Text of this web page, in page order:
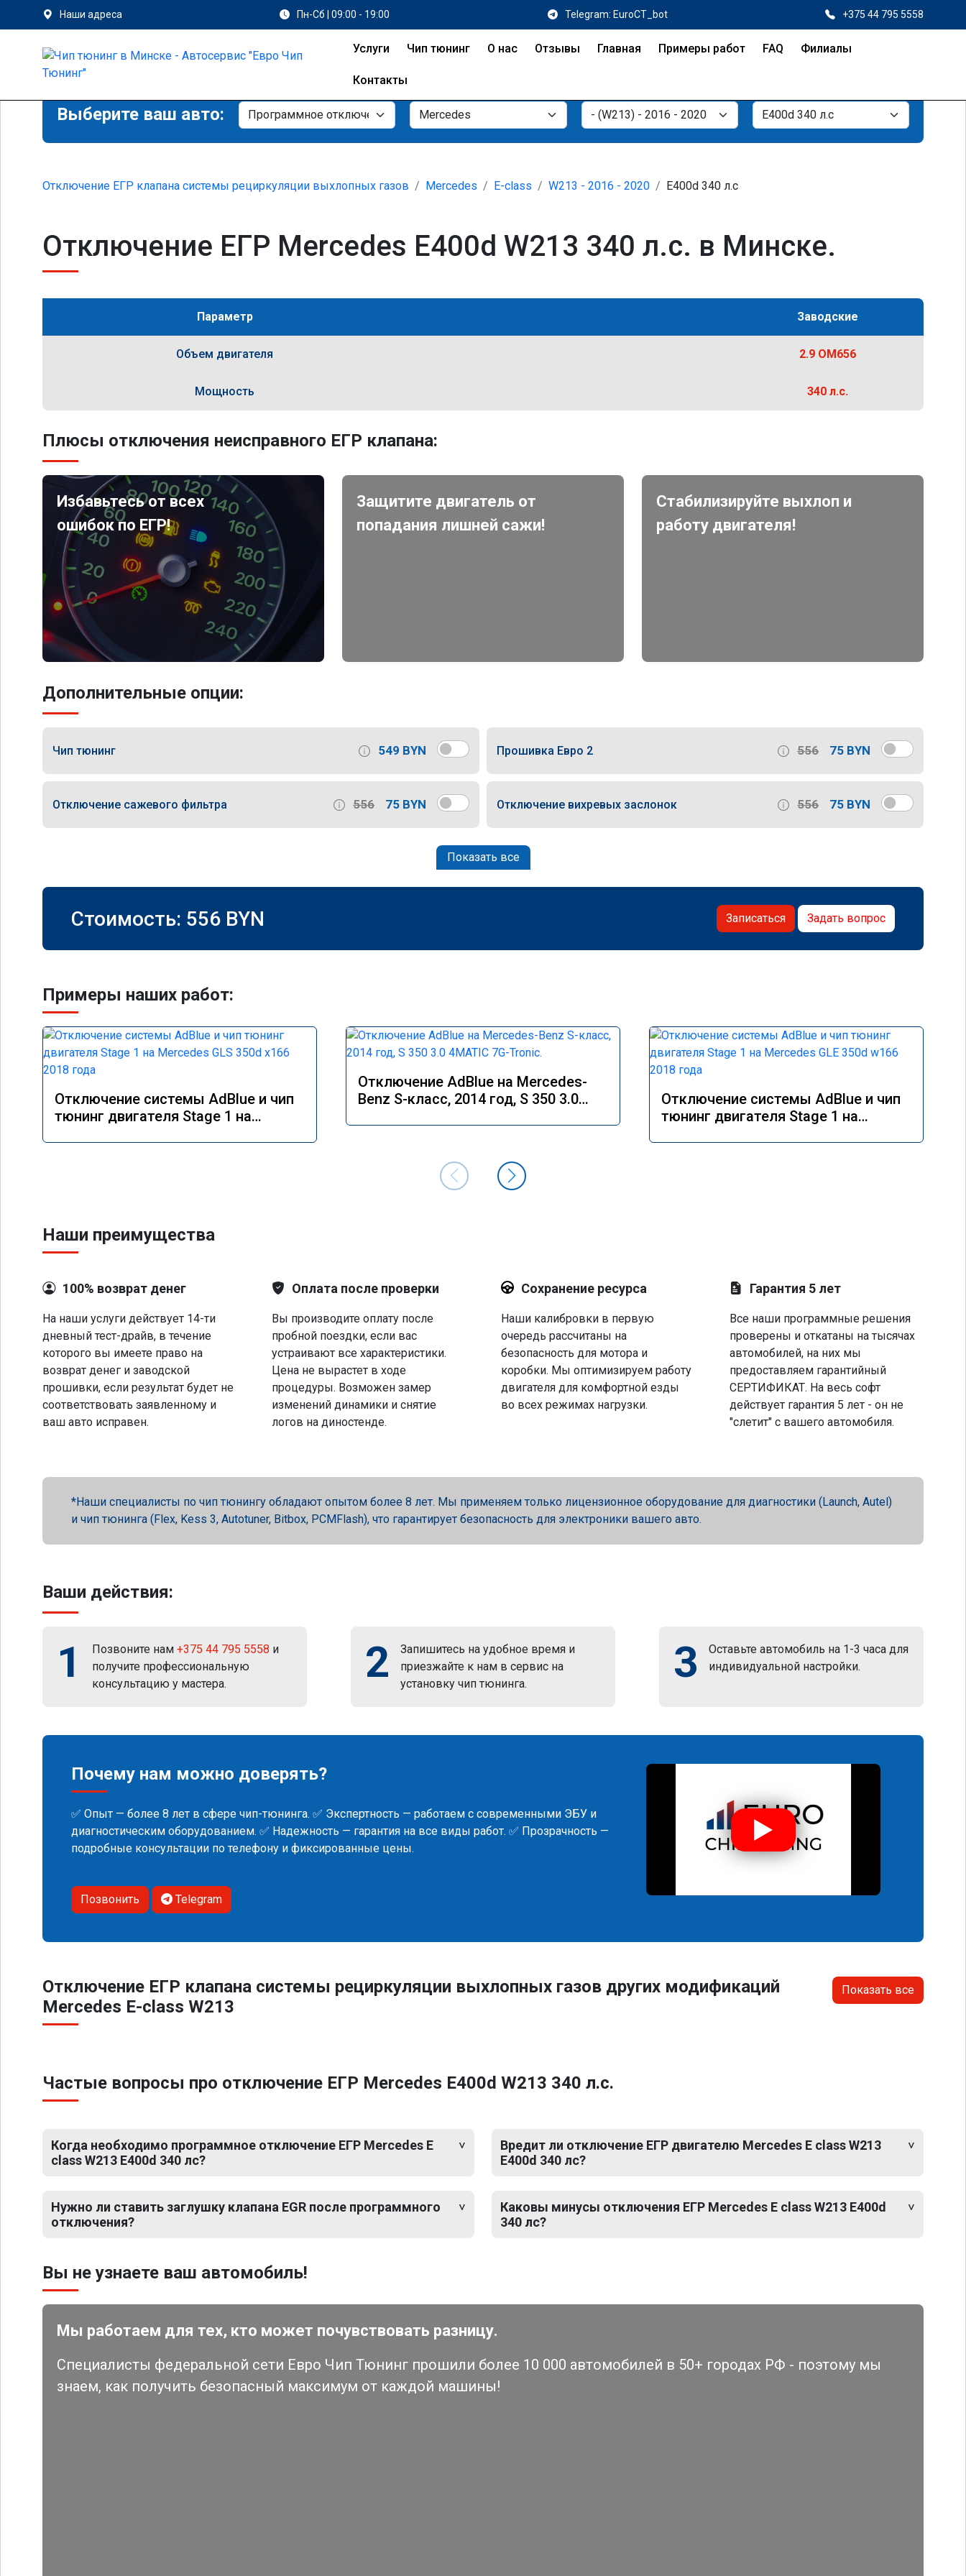
Наши адреса Пн-Сб | 09:00 - 19:00 Telegram: EuroCT_bot +375 44 795 5558
Услуги Чип тюнинг О нас Отзывы Главная Примеры работ FAQ Филиалы
Контакты
Выберите ваш авто:
Отключение ЕГР клапана системы рециркуляции выхлопных газов Mercedes E-class W213 - 2016 - 2020 E400d 340 л.с
Отключение ЕГР Mercedes E400d W213 340 л.с. в Минске.
Параметр Заводские
Объем двигателя 2.9 OM656
Мощность 340 л.с.
Плюсы отключения неисправного ЕГР клапана:
Избавьтесь от всех
ошибок по ЕГР!
Защитите двигатель от
попадания лишней сажи!
Стабилизируйте выхлоп и
работу двигателя!
Дополнительные опции:
Чип тюнинг 549 BYN Прошивка Евро 2 556 75 BYN
Отключение сажевого фильтра 556 75 BYN Отключение вихревых заслонок 556 75 BYN
Показать все
Стоимость: 556 BYN Записаться Задать вопрос
Примеры наших работ:
Отключение системы AdBlue и чип
тюнинг двигателя Stage 1 на
Отключение AdBlue на Mercedes-
Benz S-класс, 2014 год, S 350 3.0
Отключение системы AdBlue и чип
тюнинг двигателя Stage 1 на
Наши преимущества
100% возврат денег
На наши услуги действует 14-ти
дневный тест-драйв, в течение
которого вы имеете право на
возврат денег и заводской
прошивки, если результат будет не
соответствовать заявленному и
ваш авто исправен.
Оплата после проверки
Вы производите оплату после
пробной поездки, если вас
устраивают все характеристики.
Цена не вырастет в ходе
процедуры. Возможен замер
изменений динамики и снятие
логов на диностенде.
Сохранение ресурса
Наши калибровки в первую
очередь рассчитаны на
безопасность для мотора и
коробки. Мы оптимизируем работу
двигателя для комфортной езды
во всех режимах нагрузки.
Гарантия 5 лет
Все наши программные решения
проверены и откатаны на тысячах
автомобилей, на них мы
предоставляем гарантийный
СЕРТИФИКАТ. На весь софт
действует гарантия 5 лет - он не
"слетит" с вашего автомобиля.
Наши специалисты по чип тюнингу обладают опытом более 8 лет. Мы применяем только лицензионное оборудование для диагностики (Launch, Autel)
и чип тюнинга (Flex, Kess 3, Autotuner, Bitbox, PCMFlash), что гарантирует безопасность для электроники вашего авто.
Ваши действия:
1 Позвоните нам +375 44 795 5558 и
получите профессиональную
консультацию у мастера.
2
Запишитесь на удобное время и
приезжайте к нам в сервис на
установку чип тюнинга.
3
Оставьте автомобиль на 1-3 часа для
индивидуальной настройки.
Почему нам можно доверять?
✅ Опыт — более 8 лет в сфере чип-тюнинга. ✅ Экспертность — работаем с современными ЭБУ и
диагностическим оборудованием. ✅ Надежность — гарантия на все виды работ. ✅ Прозрачность —
подробные консультации по телефону и фиксированные цены.
Позвонить Telegram
Отключение ЕГР клапана системы рециркуляции выхлопных газов других модификаций
Mercedes E-class W213
Показать все
Частые вопросы про отключение ЕГР Mercedes E400d W213 340 л.с.
Когда необходимо программное отключение ЕГР Mercedes E
class W213 E400d 340 лс?
Нужно ли ставить заглушку клапана EGR после программного
отключения?
Вредит ли отключение ЕГР двигателю Mercedes E class W213
E400d 340 лс?
Каковы минусы отключения ЕГР Mercedes E class W213 E400d
340 лс?
Вы не узнаете ваш автомобиль!
Мы работаем для тех, кто может почувствовать разницу.
Специалисты федеральной сети Евро Чип Тюнинг прошили более 10 000 автомобилей в 50+ городах РФ - поэтому мы
знаем, как получить безопасный максимум от каждой машины!